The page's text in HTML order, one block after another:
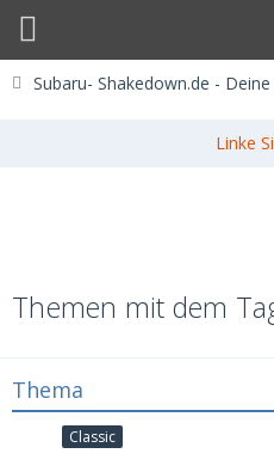
Subaru- Shakedown.de -
Themen mit dem
Thema
Classic